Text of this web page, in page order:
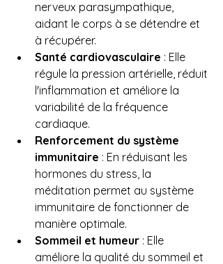
nerveux parasympathique,
aidant le corps à se détendre et
à récupérer.
Santé cardiovasculaire : Elle
régule la pression artérielle, réduit
l'inflammation et améliore la
variabilité de la fréquence
cardiaque.
Renforcement du système
immunitaire : En réduisant les
hormones du stress, la
méditation permet au système
immunitaire de fonctionner de
manière optimale.
Sommeil et humeur : Elle
améliore la qualité du sommeil et